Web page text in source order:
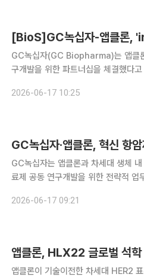
[BioS]GC녹십자-앱클론,
GC녹십자(GC Biopharma)는 앱
구개발을 위한 파트너십을 체결했다
을 결합할 예정이다. 이를 통해 인비
2026-06-17 10:25
GC녹십자·앱클론, 혁신 항
GC녹십자는 앱클론과 차세대 생체
료제 공동 연구개발을 위한 전략적 업무협약을 체
GMP 생산 역량에 앱클론의 독보적
2026-06-17 09:21
앱클론, HLX22 글로벌 석
앱클론이 기술이전한 차세대 HER2